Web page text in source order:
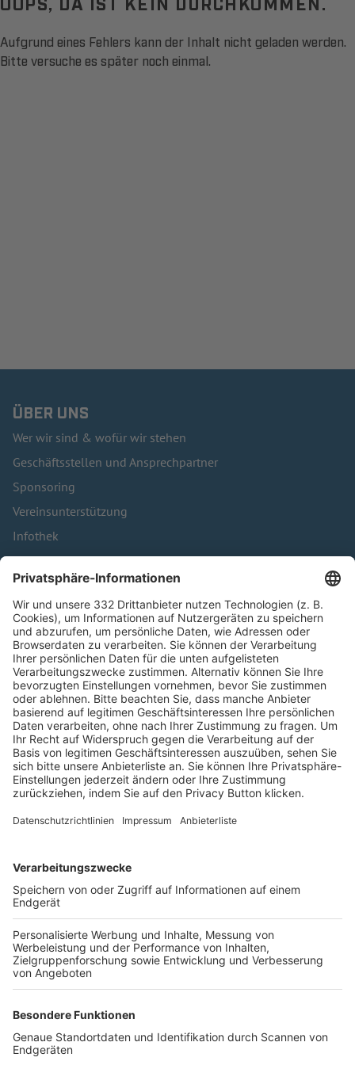
Aufgrund eines Fehlers kann der Inhalt nicht geladen werden.
Bitte versuche es später noch einmal.
ÜBER UNS
Wer wir sind & wofür wir stehen
Geschäftsstellen und Ansprechpartner
Sponsoring
Vereinsunterstützung
Infothek
Kontakt
HÄUFIG BESUCHTE SEITEN
Pässe und Vereinswechsel
Trainerausbildung
Schulungsangebot Vereinsmitarbeiter
BFV-Geschäftsstellen
Trainerbörse
Login SpielPlus
FOLGE DEM BFV
TOP-VEREINE
TOP-PARTNER